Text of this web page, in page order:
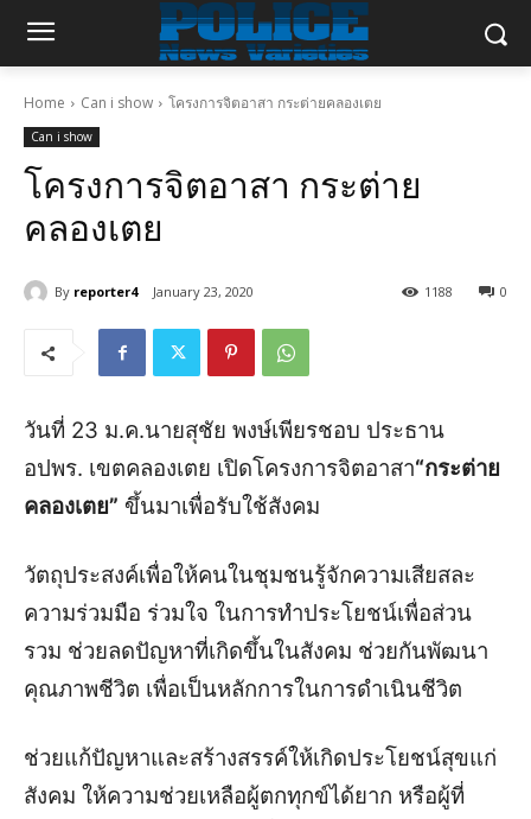
Home Can i show โครงการจิตอาสา กระต่ายคลองเตย
Can i show
โครงการจิตอาสา กระต่าย
คลองเตย
By reporter4 January 23, 2020 0
1188
วันที่ 23 ม.ค.นายสุชัย พงษ์เพียรชอบ ประธาน
อปพร. เขตคลองเตย เปิดโครงการจิตอาสา“กระต่าย
คลองเตย” ขึ้นมาเพื่อรับใช้สังคม
วัตถุประสงค์เพื่อให้คนในชุมชนรู้จักความเสียสละ
ความร่วมมือ ร่วมใจ ในการทำประโยชน์เพื่อส่วน
รวม ช่วยลดปัญหาที่เกิดขึ้นในสังคม ช่วยกันพัฒนา
คุณภาพชีวิต เพื่อเป็นหลักการในการดำเนินชีวิต
ช่วยแก้ปัญหาและสร้างสรรค์ให้เกิดประโยชน์สุขแก่
สังคม ให้ความช่วยเหลือผู้ตกทุกข์ได้ยาก หรือผู้ที่